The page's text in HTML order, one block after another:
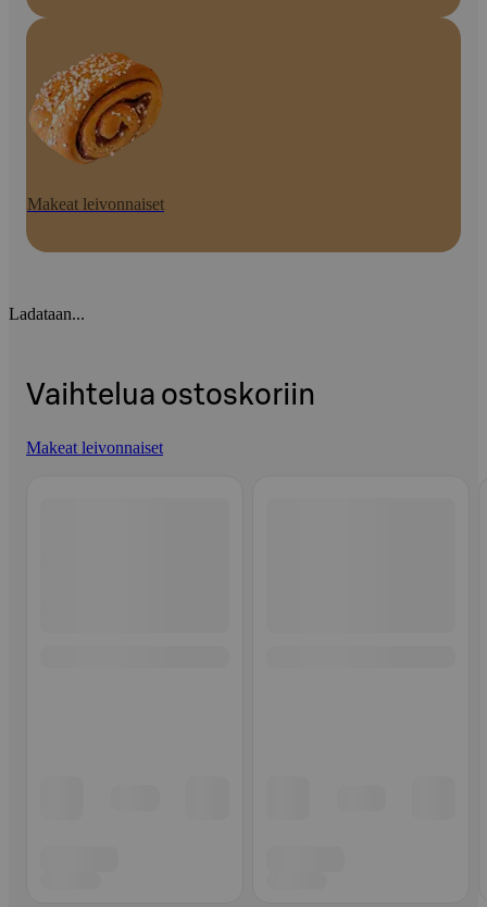
Makeat leivonnaiset
Ladataan...
Vaihtelua ostoskoriin
Makeat leivonnaiset